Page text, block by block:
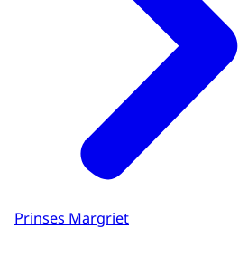
Prinses Margriet